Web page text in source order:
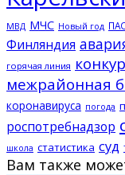
МВД МЧС Новый год
Финляндия
горячая линия
межрайонная
коронавируса погода
роспотребнадзор
школа статистика суд
Вам также